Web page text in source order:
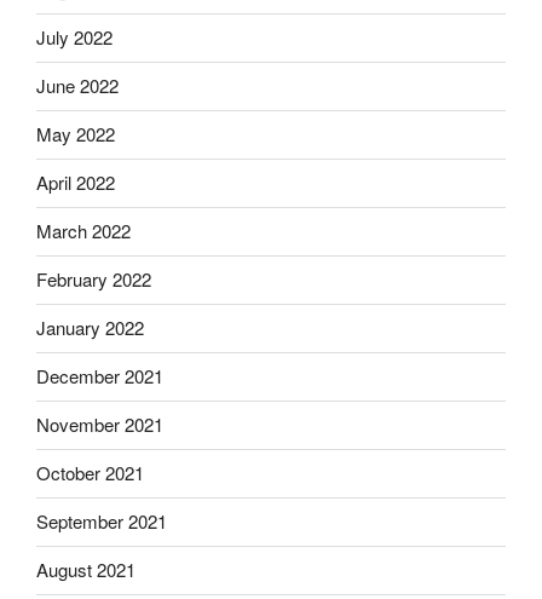
July 2022
June 2022
May 2022
April 2022
March 2022
February 2022
January 2022
December 2021
November 2021
October 2021
September 2021
August 2021